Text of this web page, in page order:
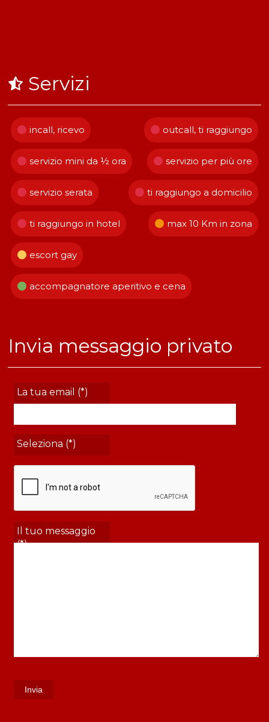
Servizi
incall, ricevo outcall, ti raggiungo
servizio mini da ½ ora servizio per più ore
servizio serata ti raggiungo a domicilio
ti raggiungo in hotel max 10 Km in zona
escort gay
accompagnatore aperitivo e cena
Invia messaggio privato
La tua email (*)
Seleziona (*)
Il tuo messaggio
(*)